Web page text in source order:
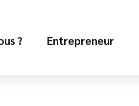
? Entrepreneur